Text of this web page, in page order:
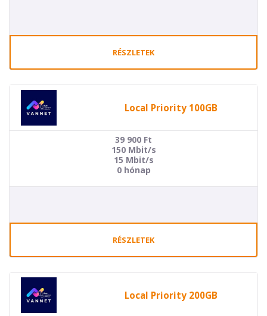
RÉSZLETEK
Local Priority 100GB
39 900 Ft
150 Mbit/s
15 Mbit/s
0 hónap
RÉSZLETEK
Local Priority 200GB